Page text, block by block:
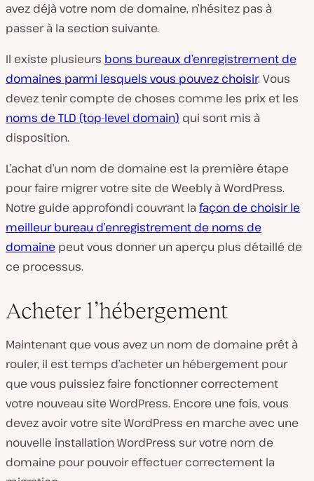
avez déjà votre nom de domaine, n’hésitez pas à
passer à la section suivante.
Il existe plusieurs bons bureaux d’enregistrement de
domaines parmi lesquels vous pouvez choisir. Vous
devez tenir compte de choses comme les prix et les
noms de TLD (top-level domain) qui sont mis à
disposition.
L’achat d’un nom de domaine est la première étape
pour faire migrer votre site de Weebly à WordPress.
Notre guide approfondi couvrant la façon de choisir le
meilleur bureau d’enregistrement de noms de
domaine peut vous donner un aperçu plus détaillé de
ce processus.
Acheter l’hébergement
Maintenant que vous avez un nom de domaine prêt à
rouler, il est temps d’acheter un hébergement pour
que vous puissiez faire fonctionner correctement
votre nouveau site WordPress. Encore une fois, vous
devez avoir votre site WordPress en marche avec une
nouvelle installation WordPress sur votre nom de
domaine pour pouvoir effectuer correctement la